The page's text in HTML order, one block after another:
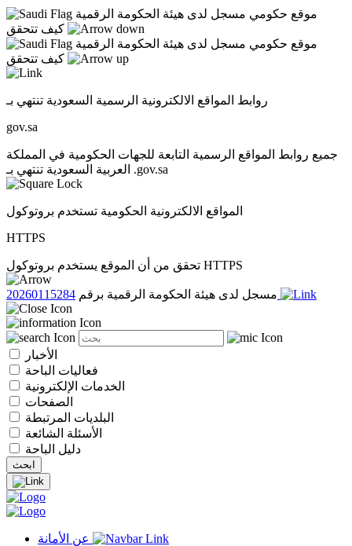
موقع حكومي مسجل لدى هيئة الحكومة الرقمية
موقع حكومي مسجل لدى هيئة الحكومة الرقمية
روابط المواقع الالكترونية الرسمية السعودية تنتهي بـ
gov.sa
جميع روابط المواقع الرسمية التابعة للجهات الحكومية في المملكة
العربية السعودية تنتهي بـ .gov.sa
المواقع الالكترونية الحكومية تستخدم بروتوكول
HTTPS
تحقق من أن الموقع يستخدم بروتوكول HTTPS
مسجل لدى هيئة الحكومة الرقمية برقم
الأخبار
فعاليات الباحة
الخدمات الإلكترونية
الصفحات
البلديات المرتبطة
الأسئلة الشائعة
دليل الباحة